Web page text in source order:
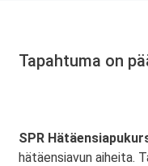
Tapahtuma on
SPR
hätäensiavun aiheita.